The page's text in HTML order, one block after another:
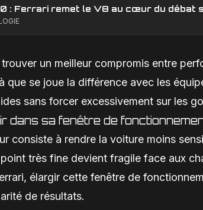
: Ferrari remet le V8 au cœur du débat
un meilleur compromis entre
que se joue la différence avec les
sans forcer excessivement sur les
dans sa fenêtre de
consiste à rendre la voiture moins
très fine devient fragile face aux
élargir cette fenêtre de
de résultats.